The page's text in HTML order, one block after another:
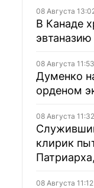
08 Августа
В Канаде
08 Августа 11:53
Думенко
орденом
08 Августа 11:32
клирик
08 Августа 11:12